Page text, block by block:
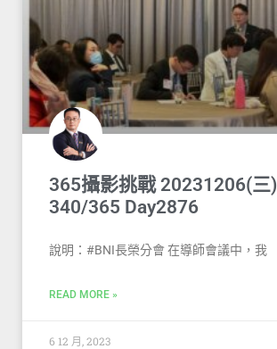
365攝影挑戰 20231206(三)
340/365 Day2876
說明：#BNI長榮分會 在導師會議中，我
READ MORE »
6 12 月, 2023